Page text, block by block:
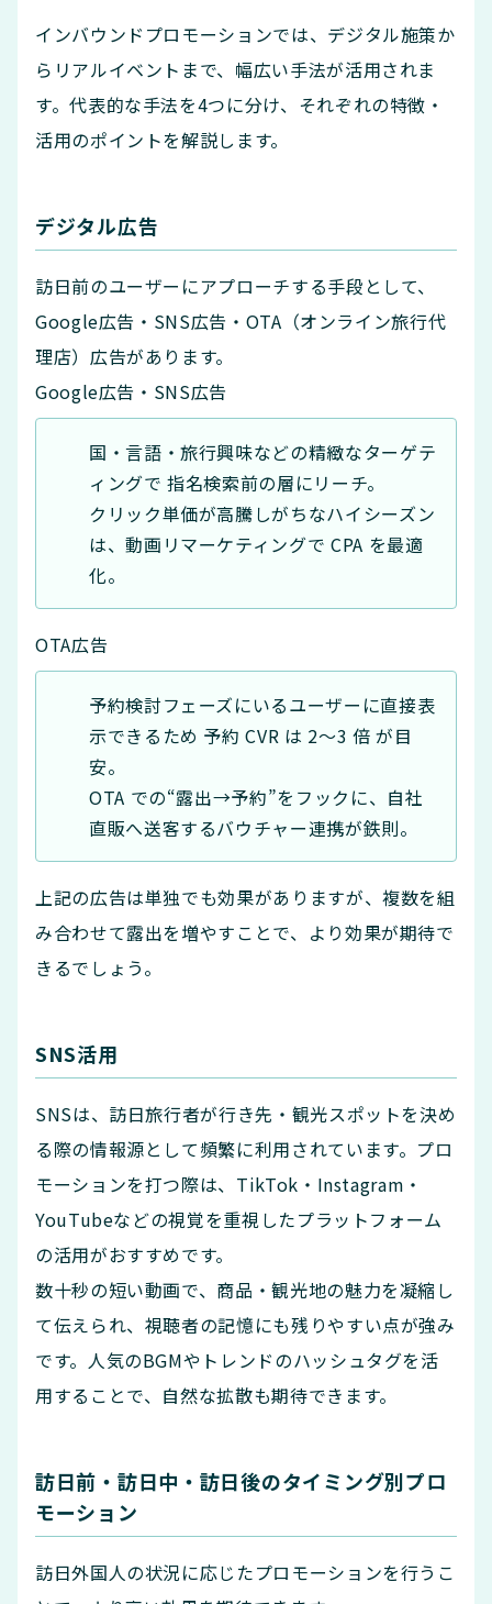
インバウンドプロモーションでは、デジタル施策か
らリアルイベントまで、幅広い手法が活用されま
す。代表的な手法を4つに分け、それぞれの特徴・
活用のポイントを解説します。
デジタル広告
訪日前のユーザーにアプローチする手段として、
Google広告・SNS広告・OTA（オンライン旅行代
理店）広告があります。
Google広告・SNS広告
国・言語・旅行興味などの精緻なターゲテ
ィングで 指名検索前の層にリーチ。
クリック単価が高騰しがちなハイシーズン
は、動画リマーケティングで CPA を最適
化。
OTA広告
予約検討フェーズにいるユーザーに直接表
示できるため 予約 CVR は 2〜3 倍 が目
安。
OTA での“露出→予約”をフックに、自社
直販へ送客するバウチャー連携が鉄則。
上記の広告は単独でも効果がありますが、複数を組
み合わせて露出を増やすことで、より効果が期待で
きるでしょう。
SNS活用
SNSは、訪日旅行者が行き先・観光スポットを決め
る際の情報源として頻繁に利用されています。プロ
モーションを打つ際は、TikTok・Instagram・
YouTubeなどの視覚を重視したプラットフォーム
の活用がおすすめです。
数十秒の短い動画で、商品・観光地の魅力を凝縮し
て伝えられ、視聴者の記憶にも残りやすい点が強み
です。人気のBGMやトレンドのハッシュタグを活
用することで、自然な拡散も期待できます。
訪日前・訪日中・訪日後のタイミング別プロ
モーション
訪日外国人の状況に応じたプロモーションを行うこ